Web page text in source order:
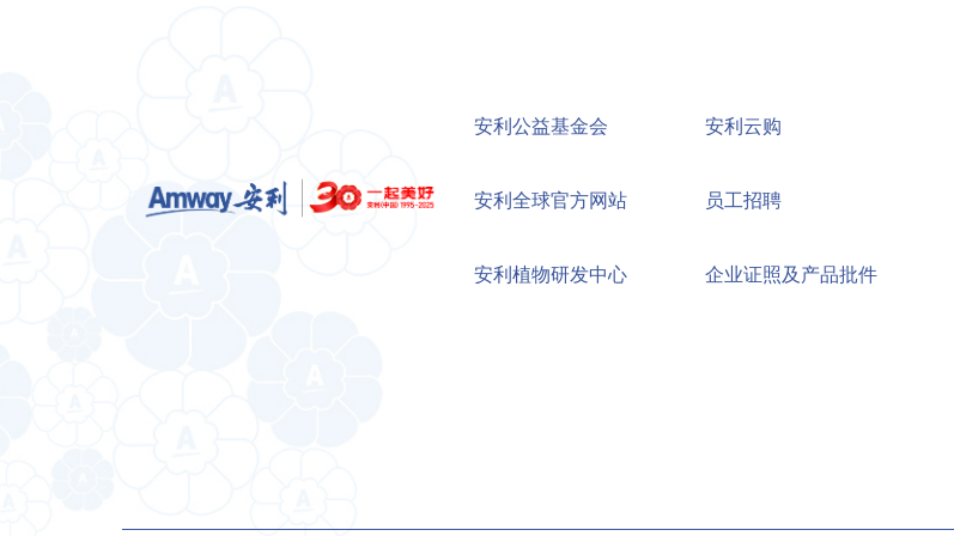
安利公益基金会
安利全球官方网站
安利植物研发中心
安利云购
员工招聘
企业证照及产品批件